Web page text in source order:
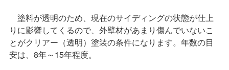
塗料が透明のため、現在のサイディングの状態が仕上
りに影響してくるので、外壁材があまり傷んでいないこ
とがクリアー（透明）塗装の条件になります。年数の目
安は、8年～15年程度。